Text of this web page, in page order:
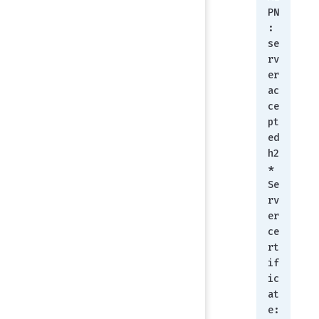
PN
:
se
rv
er
ac
ce
pt
ed
h2
*
Se
rv
er
ce
rt
if
ic
at
e: